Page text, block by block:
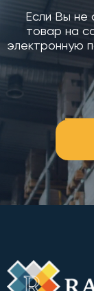
Если Вы не
товар на
электронную